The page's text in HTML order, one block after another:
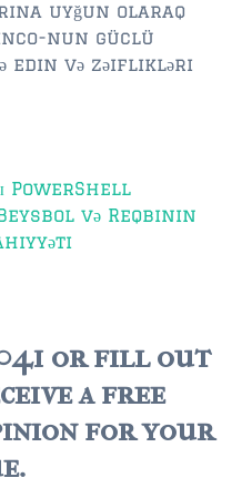
uyğun olaraq
nun güclü
edin və zəiflikləri
PowerShell
və Reqbinin
or fill out
a free
for your